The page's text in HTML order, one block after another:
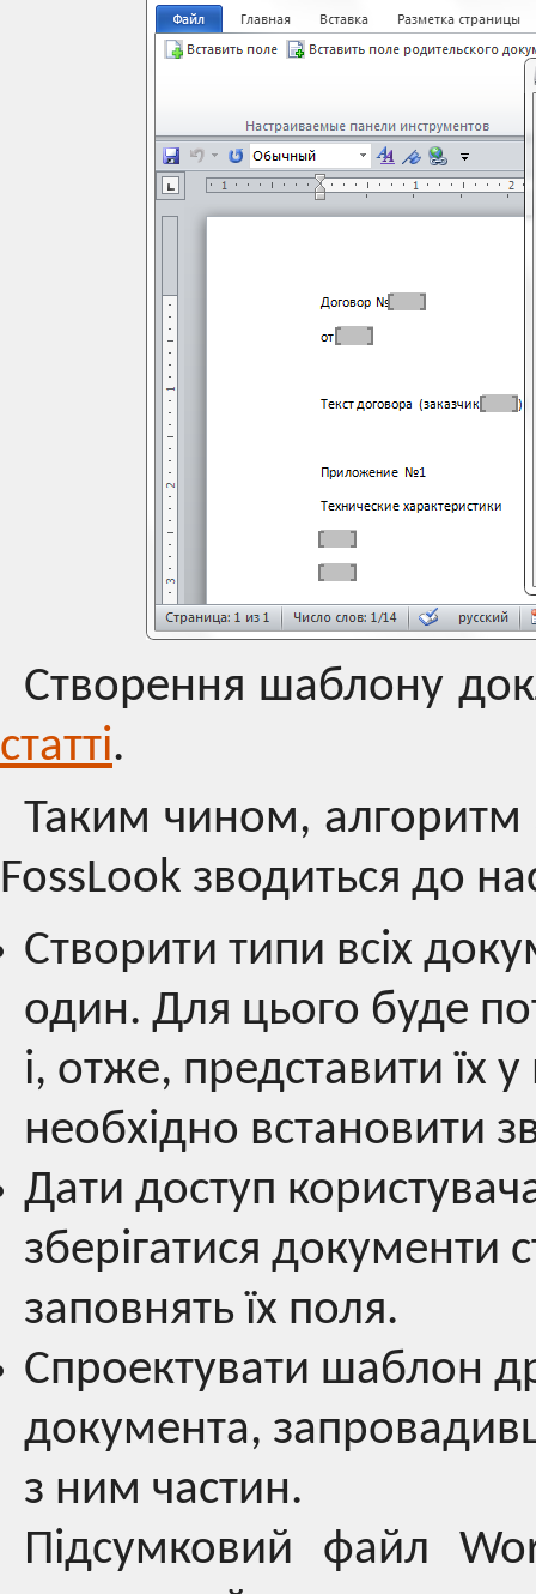
Створення шаблону
статті.
Таким чином, алгоритм
FossLook зводиться до
Створити типи всіх
один. Для цього буде
і, отже, представити їх
необхідно встановити
Дати доступ
зберігатися документи
заповнять їх поля.
Спроектувати шаблон
документа,
з ним частин.
Підсумковий файл